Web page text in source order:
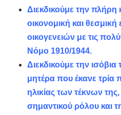
Διεκδικούμε την πλήρη
οικονομική και
οικογενειών με τις
Νόμο 1910/1944.
Διεκδικούμε την ισόβια
μητέρα που έκανε τρία
ηλικίας των τέκνων
σημαντικού ρόλου και